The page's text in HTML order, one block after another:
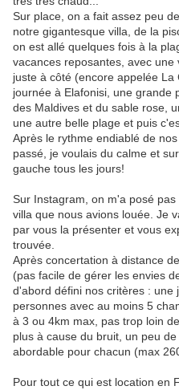
Sur place, on a fait assez peu
notre gigantesque villa, de la
on est allé quelques fois à la
vacances reposantes, avec
juste à côté (encore appelée
journée à Elafonisi, une grande
des Maldives et du sable rose,
une autre belle plage et puis
Après le rythme endiablé de
passé, je voulais du calme et
gauche tous les jours!
Sur Instagram, on m'a posé
villa que nous avions louée. Je
par vous la présenter et vous
trouvée.
Après concertation à distance
(pas facile de gérer les envies
d'abord défini nos critères : une
personnes avec au moins 5
à 3 ou 4km max, pas trop loin
plus à cause du bruit, un peu
abordable pour chacun (max
Pour tout ce qui est location en